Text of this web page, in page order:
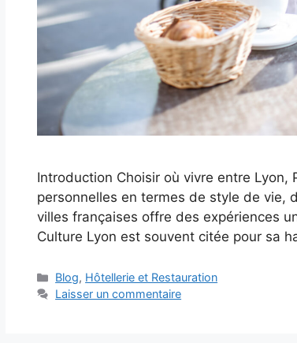
Introduction Choisir où vivre entre
personnelles en termes de style de vie,
villes françaises offre des expériences
Culture Lyon est souvent citée pour sa
Catégories
Blog, Hôtellerie et Restauration
Laisser un commentaire